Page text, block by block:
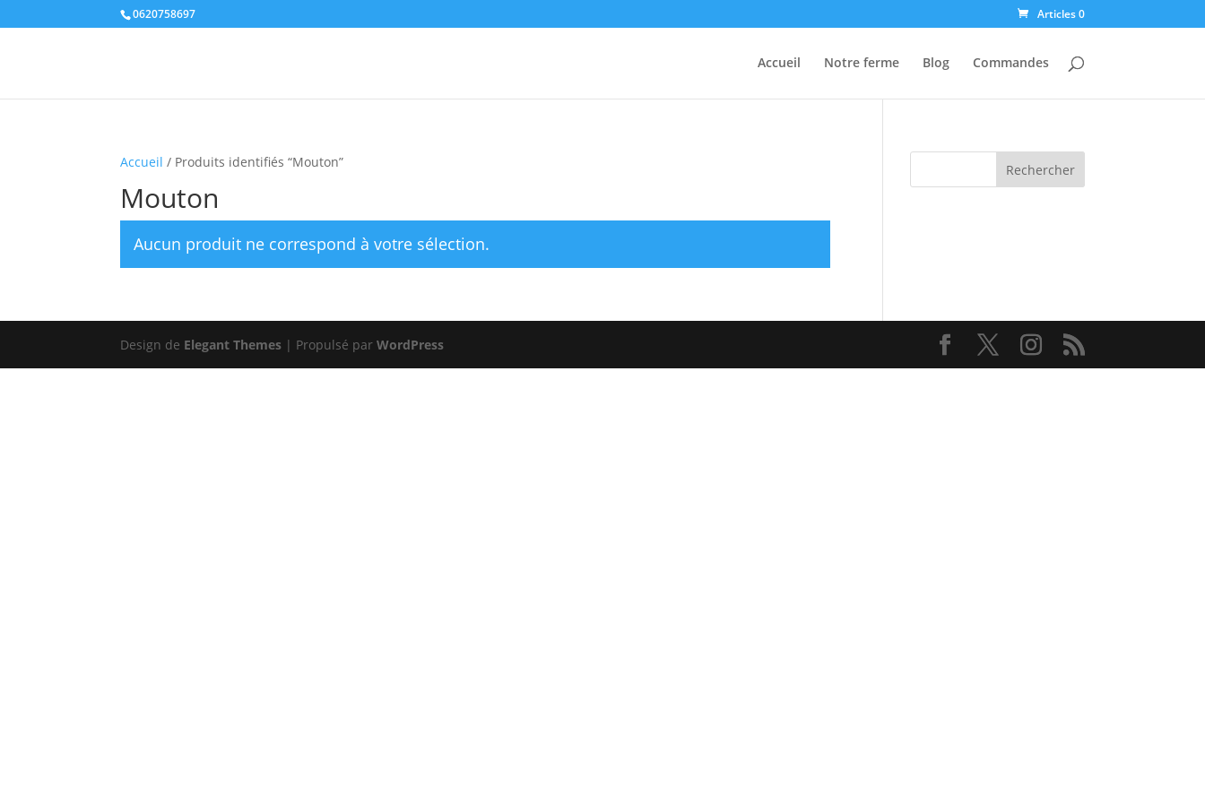
0620758697 Articles 0
Accueil Notre ferme Blog Commandes
Accueil / Produits identifiés “Mouton”
Mouton
Aucun produit ne correspond à votre sélection.
Design de Elegant Themes | Propulsé parWordPress